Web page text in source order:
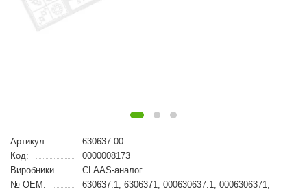
Артикул:
630637.00
Код:
0000008173
Виробники
CLAAS-аналог
№ OEM:
630637.1, 6306371, 000630637.1, 0006306371,